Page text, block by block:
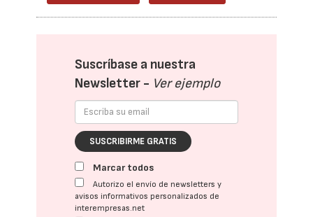
Suscríbase a nuestra
Newsletter - Ver ejemplo
SUSCRIBIRME GRATIS
Marcar todos
Autorizo el envío de newsletters y
avisos informativos personalizados de
interempresas.net